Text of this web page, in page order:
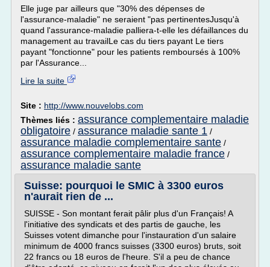
Elle juge par ailleurs que "30% des dépenses de
l'assurance-maladie" ne seraient "pas pertinentesJusqu'à
quand l'assurance-maladie palliera-t-elle les défaillances du
management au travailLe cas du tiers payant Le tiers
payant "fonctionne" pour les patients remboursés à 100%
par l'Assurance...
Lire la suite
Site : http://www.nouvelobs.com
Thèmes liés : assurance complementaire maladie
obligatoire / assurance maladie sante 1 /
assurance maladie complementaire sante /
assurance complementaire maladie france /
assurance maladie sante
Suisse: pourquoi le SMIC à 3300 euros
n'aurait rien de ...
SUISSE - Son montant ferait pâlir plus d'un Français! A
l'initiative des syndicats et des partis de gauche, les
Suisses votent dimanche pour l'instauration d'un salaire
minimum de 4000 francs suisses (3300 euros) bruts, soit
22 francs ou 18 euros de l'heure. S'il a peu de chance